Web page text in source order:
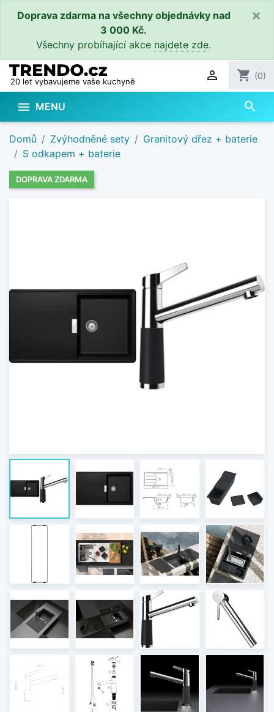
Doprava zdarma na všechny objednávky nad
3 000 Kč.
Všechny probíhající akce najdete zde.
×
20 let vybavujeme vaše kuchyně  shopping_cart (0)
 MENU search
Domů Zvýhodněné sety
Granitový dřez + baterie
S odkapem + baterie
DOPRAVA ZDARMA